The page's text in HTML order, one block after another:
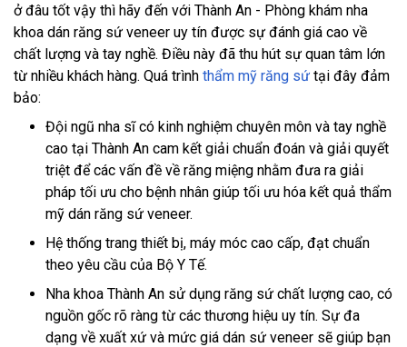
ở đâu tốt vậy thì hãy đến với Thành An - Phòng khám nha
khoa dán răng sứ veneer uy tín được sự đánh giá cao về
chất lượng và tay nghề. Điều này đã thu hút sự quan tâm lớn
từ nhiều khách hàng. Quá trình thẩm mỹ răng sứ tại đây đảm
bảo:
Đội ngũ nha sĩ có kinh nghiệm chuyên môn và tay nghề
cao tại Thành An cam kết giải chuẩn đoán và giải quyết
triệt để các vấn đề về răng miệng nhằm đưa ra giải
pháp tối ưu cho bệnh nhân giúp tối ưu hóa kết quả thẩm
mỹ dán răng sứ veneer.
Hệ thống trang thiết bị, máy móc cao cấp, đạt chuẩn
theo yêu cầu của Bộ Y Tế.
Nha khoa Thành An sử dụng răng sứ chất lượng cao, có
nguồn gốc rõ ràng từ các thương hiệu uy tín. Sự đa
dạng về xuất xứ và mức giá dán sứ veneer sẽ giúp bạn